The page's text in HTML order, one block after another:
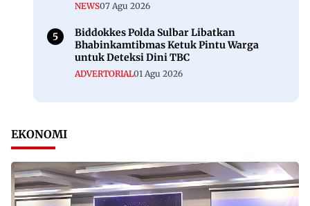
NEWS07 Agu 2026
Biddokkes Polda Sulbar Libatkan
Bhabinkamtibmas Ketuk Pintu Warga
untuk Deteksi Dini TBC
ADVERTORIAL01 Agu 2026
EKONOMI